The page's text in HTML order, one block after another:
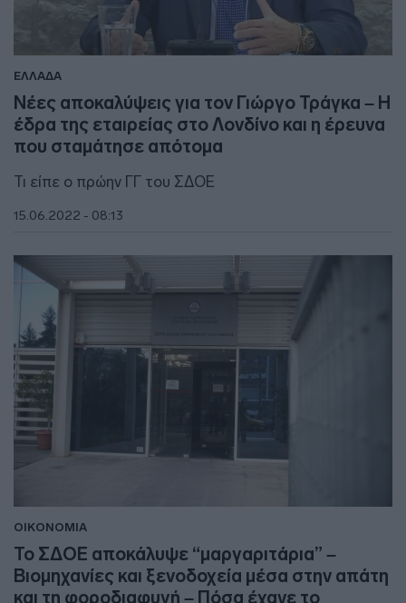
ΕΛΛΑΔΑ
Νέες αποκαλύψεις για τον Γιώργο Τράγκα – Η
έδρα της εταιρείας στο Λονδίνο και η έρευνα
που σταμάτησε απότομα
Τι είπε ο πρώην ΓΓ του ΣΔΟΕ
15.06.2022 - 08:13
ΟΙΚΟΝΟΜΙΑ
Το ΣΔΟΕ αποκάλυψε “μαργαριτάρια” –
Βιομηχανίες και ξενοδοχεία μέσα στην απάτη
και τη φοροδιαφυγή – Πόσα έχανε το